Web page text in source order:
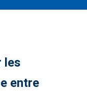
les
entre